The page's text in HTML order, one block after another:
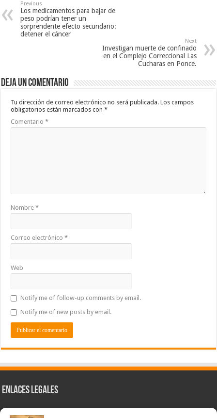
Previous
Los medicamentos para bajar de
peso podrían tener un
sorprendente efecto secundario:
detener el cáncer
Next
Investigan muerte de confinado
en el Complejo Correccional Las
Cucharas en Ponce.
Deja un comentario
Tu dirección de correo electrónico no será publicada. Los campos
obligatorios están marcados con*
Comentario*
Nombre*
Correo electrónico*
Web
Notify me of follow-up comments by email.
Notify me of new posts by email.
Enlaces Legales
Nuestra Esencia